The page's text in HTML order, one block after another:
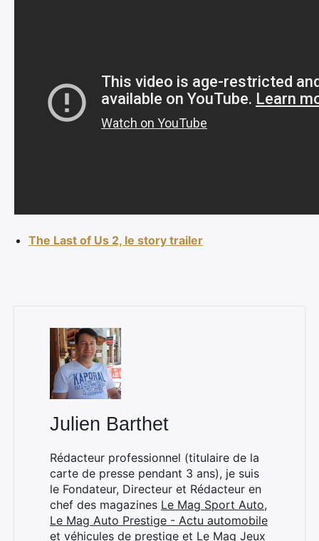
The Last of Us 2, le story trailer
Julien Barthet
Rédacteur professionnel (titulaire de la
carte de presse pendant 3 ans), je suis
le Fondateur, Directeur et Rédacteur en
chef des magazines Le Mag Sport Auto,
Le Mag Auto Prestige - Actu automobile
et véhicules de prestige et Le Mag Jeux